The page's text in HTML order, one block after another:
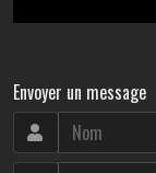
Envoyer un message